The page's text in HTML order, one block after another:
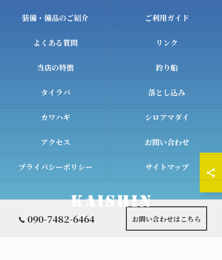
090-7482-6464 お問い合わせはこちら
装備・備品のご紹介 ご利用ガイド
よくある質問 リンク
当店の特徴 釣り船
タイラバ 落とし込み
カワハギ シロアマダイ
アクセス お問い合わせ
プライバシーポリシー サイトマップ